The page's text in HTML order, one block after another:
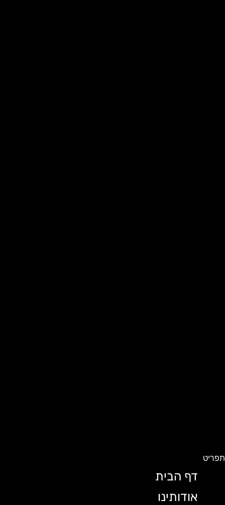
דף הבית
אודותינו